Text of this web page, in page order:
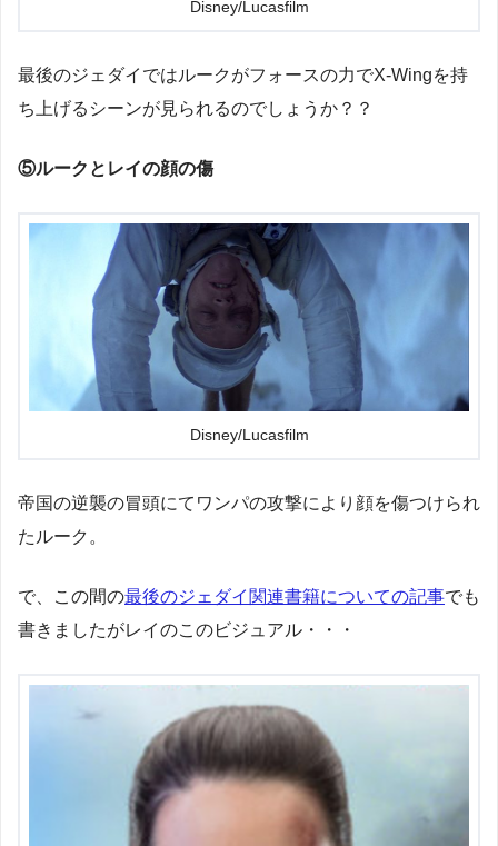
Disney/Lucasfilm
最後のジェダイではルークがフォースの力でX-Wingを持
ち上げるシーンが見られるのでしょうか？？
⑤ルークとレイの顔の傷
Disney/Lucasfilm
帝国の逆襲の冒頭にてワンパの攻撃により顔を傷つけられ
たルーク。
で、この間の最後のジェダイ関連書籍についての記事でも
書きましたがレイのこのビジュアル・・・